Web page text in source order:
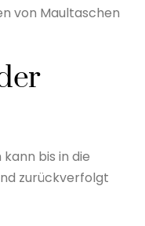
von Maultaschen
bis in die
zurückverfolgt